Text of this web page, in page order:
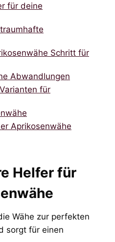
für deine
Schritt für
Abwandlungen
für
Aprikosenwähe
Helfer für
Wähe zur perfekten
sorgt für einen